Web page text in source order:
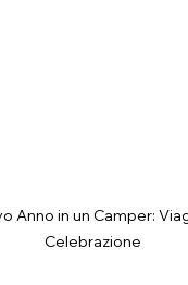
Anno in un Camper:
Celebrazione